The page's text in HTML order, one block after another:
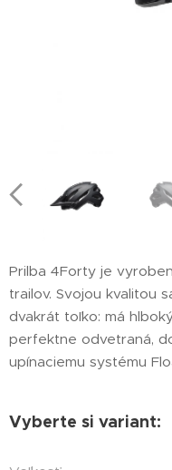
Prilba 4Forty je
trailov. Svojou kvalitou
dvakrát toľko: má
perfektne odvetraná,
upínaciemu systému
Vyberte si variant: